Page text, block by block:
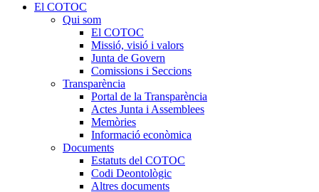
El COTOC
Qui som
El COTOC
Missió, visió i valors
Junta de Govern
Comissions i Seccions
Transparència
Portal de la Transparència
Actes Junta i Assemblees
Memòries
Informació econòmica
Documents
Estatuts del COTOC
Codi Deontològic
Altres documents